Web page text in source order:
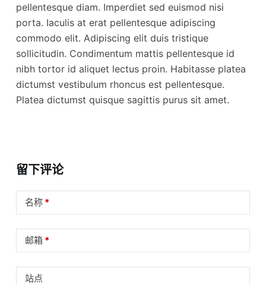
pellentesque diam. Imperdiet sed euismod nisi
porta. Iaculis at erat pellentesque adipiscing
commodo elit. Adipiscing elit duis tristique
sollicitudin. Condimentum mattis pellentesque id
nibh tortor id aliquet lectus proin. Habitasse platea
dictumst vestibulum rhoncus est pellentesque.
Platea dictumst quisque sagittis purus sit amet.
留下评论
名称*
邮箱*
站点